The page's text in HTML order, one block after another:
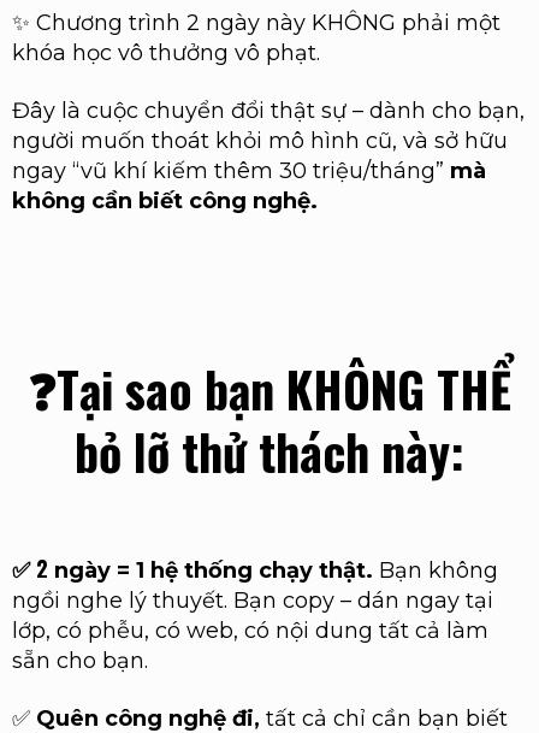
✨ Chương trình 2 ngày này KHÔNG phải một
khóa học vô thưởng vô phạt.
Đây là cuộc chuyển đổi thật sự – dành cho bạn,
người muốn thoát khỏi mô hình cũ, và sở hữu
ngay “vũ khí kiếm thêm 30 triệu/tháng” mà
không cần biết công nghệ.
❓Tại sao bạn KHÔNG THỂ
bỏ lỡ thử thách này:
✅ 2 ngày = 1 hệ thống chạy thật. Bạn không
ngồi nghe lý thuyết. Bạn copy – dán ngay tại
lớp, có phễu, có web, có nội dung tất cả làm
sẵn cho bạn.
✅ Quên công nghệ đi, tất cả chỉ cần bạn biết